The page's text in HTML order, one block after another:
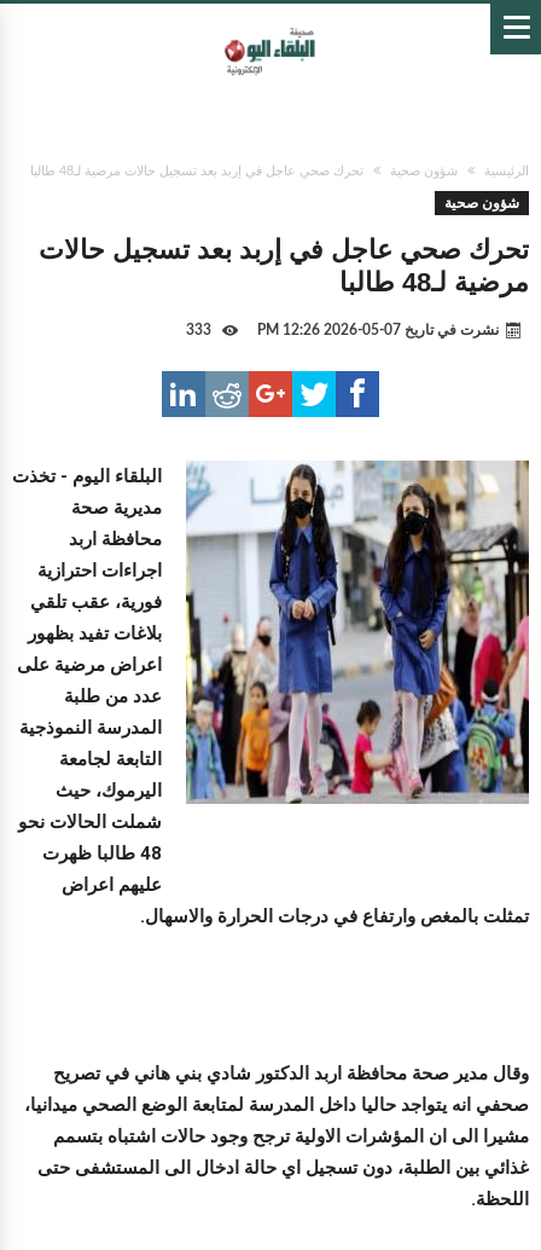
الرئيسية شؤون صحية تحرك صحي عاجل في إربد بعد تسجيل حالات مرضية لـ48 طالبا
شؤون صحية
تحرك صحي عاجل في إربد بعد تسجيل حالات
مرضية لـ48 طالبا
نشرت في تاريخ 07-05-2026 12:26 PM
البلقاء اليوم -تخذت
مديرية صحة
محافظة اربد
اجراءات احترازية
فورية، عقب تلقي
بلاغات تفيد بظهور
اعراض مرضية على
عدد من طلبة
المدرسة النموذجية
التابعة لجامعة
اليرموك، حيث
شملت الحالات نحو
48 طالبا ظهرت
عليهم اعراض
تمثلت بالمغص وارتفاع في درجات الحرارة والاسهال.
وقال مدير صحة محافظة اربد الدكتور شادي بني هاني في تصريح
صحفي انه يتواجد حاليا داخل المدرسة لمتابعة الوضع الصحي ميدانيا،
مشيرا الى ان المؤشرات الاولية ترجح وجود حالات اشتباه بتسمم
غذائي بين الطلبة، دون تسجيل اي حالة ادخال الى المستشفى حتى
اللحظة.